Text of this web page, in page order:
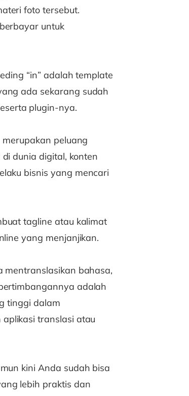
foto tersebut.
untuk
“in” adalah template
ada sekarang sudah
plugin-nya.
peluang
dunia digital, konten
bisnis yang mencari
tagline atau kalimat
yang menjanjikan.
mentranslasikan bahasa,
adalah
tinggi dalam
translasi atau
kini Anda sudah bisa
lebih praktis dan